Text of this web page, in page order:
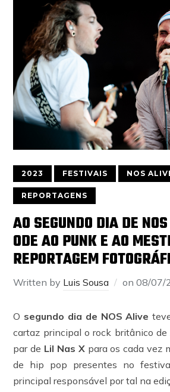
2023 FESTIVAIS NOS
REPORTAGENS
AO SEGUNDO DIA DE
ODE AO PUNK E AO
REPORTAGEM
Written by Luis Sousa on08/07/
O segundo dia de NOS Alive
cartaz principal o rock britânico de
par de Lil Nas Xpara os cada vez
de hip pop presentes no
principal responsável por tal na